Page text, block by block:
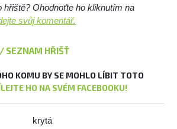
hřiště? Ohodnoťte ho kliknutím na
svůj komentář.
SEZNAM HŘIŠŤ
KOMU BY SE MOHLO LÍBIT TOTO
HO NA SVÉM FACEBOOKU!
krytá